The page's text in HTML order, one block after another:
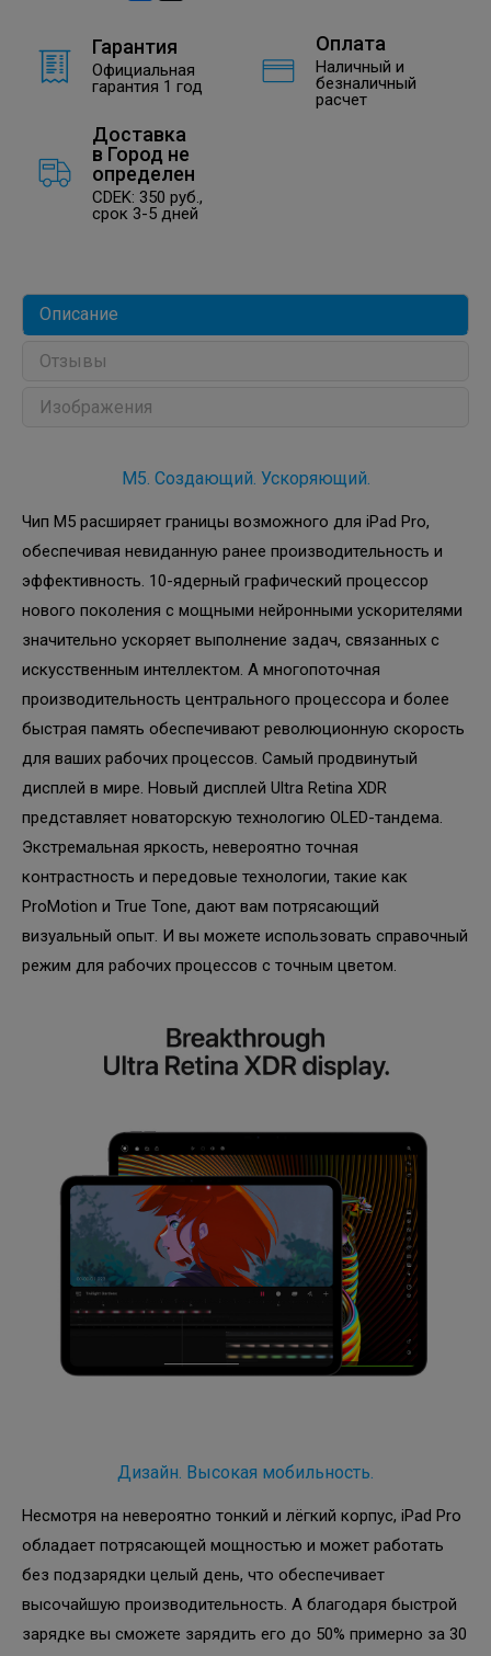
Гарантия
Официальная
гарантия 1 год
Оплата
Наличный и
безналичный
расчет
Доставка
в Город не
определен
CDEK: 350 руб.,
срок 3-5 дней
Описание
Отзывы
Изображения
M5. Создающий. Ускоряющий.
Чип M5 расширяет границы возможного для iPad Pro,
обеспечивая невиданную ранее производительность и
эффективность. 10-ядерный графический процессор
нового поколения с мощными нейронными ускорителями
значительно ускоряет выполнение задач, связанных с
искусственным интеллектом. А многопоточная
производительность центрального процессора и более
быстрая память обеспечивают революционную скорость
для ваших рабочих процессов. Самый продвинутый
дисплей в мире. Новый дисплей Ultra Retina XDR
представляет новаторскую технологию OLED-тандема.
Экстремальная яркость, невероятно точная
контрастность и передовые технологии, такие как
ProMotion и True Tone, дают вам потрясающий
визуальный опыт. И вы можете использовать справочный
режим для рабочих процессов с точным цветом.
Дизайн. Высокая мобильность.
Несмотря на невероятно тонкий и лёгкий корпус, iPad Pro
обладает потрясающей мощностью и может работать
без подзарядки целый день, что обеспечивает
высочайшую производительность. А благодаря быстрой
зарядке вы сможете зарядить его до 50% примерно за 30